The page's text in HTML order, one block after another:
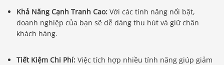
Khả Năng Cạnh Tranh Cao: Với các tính năng nổi bật,
doanh nghiệp của bạn sẽ dễ dàng thu hút và giữ chân
khách hàng.
Tiết Kiệm Chi Phí: Việc tích hợp nhiều tính năng giúp giảm